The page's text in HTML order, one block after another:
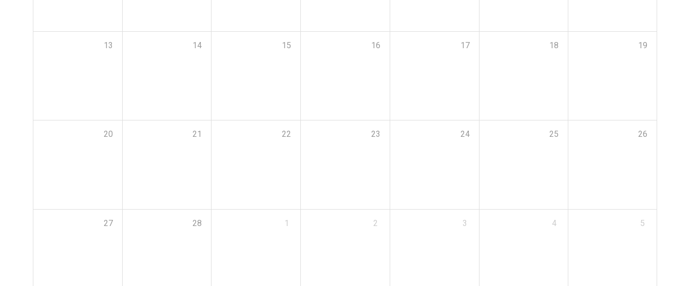
13 14 15 16 17 18 19
20 21 22 23 24 25 26
27 28 1 2 3 4 5